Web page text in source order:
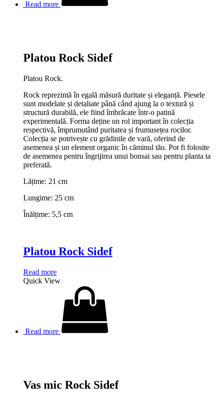
Read more
Platou Rock Sidef
Platou Rock.
Rock reprezintă în egală măsură duritate și eleganță. Piesele
sunt modelate și detaliate până când ajung la o textură și
structură durabilă, ele fiind îmbrăcate într-o patină
experimentală. Forma deține un rol important în colecția
respectivă, împrumutând puritatea și frumusețea rocilor.
Colecția se potrivește cu grădinile de vară, oferind de
asemenea și un element organic în căminul tău. Pot fi folosite
de asemenea pentru îngrijirea unui bonsai sau pentru planta ta
preferată.
Lățime: 21 cm
Lungime: 25 cm
Înălțime: 5,5 cm
Platou Rock Sidef
Read more
Quick View
Read more
Vas mic Rock Sidef